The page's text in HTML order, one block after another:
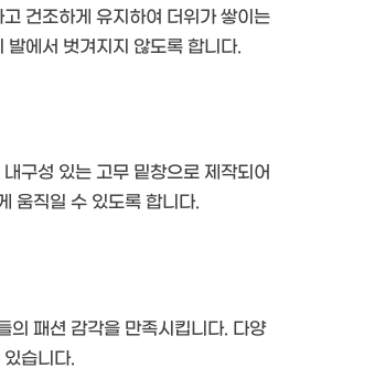
건조하게 유지하여 더위가 쌓이는
에서 벗겨지지 않도록 합니다.
구성 있는 고무 밑창으로 제작되어
움직일 수 있도록 합니다.
의 패션 감각을 만족시킵니다. 다양
습니다.